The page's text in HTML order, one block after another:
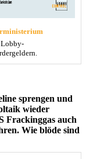
Lobby-
sprengen und
wieder
Frackinggas auch
Wie blöde sind